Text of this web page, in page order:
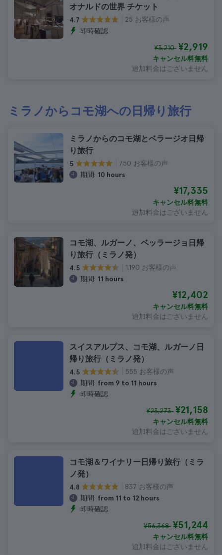
オナルドの世界 チケット
4.7
25 お客様の声
即時確認
¥3,210 ¥2,919
キャンセル料無料
追加料金はございません
ミラノからコモ湖への日帰り旅行
ミラノからのコモ湖とベラージオ日帰
り旅行
5
750 お客様の声
期間: 10 hours
¥17,335
キャンセル料無料
追加料金はございません
コモ湖、ルガーノ、ベッラージョ日帰
り旅行（ミラノ発）
4.5
1.190 お客様の声
期間: 11 hours
¥12,402
キャンセル料無料
追加料金はございません
スイスアルプス、コモ湖、ルガーノ日
帰り旅行（ミラノ発）
4.5
555 お客様の声
期間: from 9 to 11 hours
即時確認
¥23,273 ¥21,158
キャンセル料無料
追加料金はございません
コモ湖＆ワイナリー日帰り旅行（ミラ
ノ発）
4.8
837 お客様の声
期間: from 11 to 12 hours
即時確認
¥56,368 ¥51,244
キャンセル料無料
追加料金はございません